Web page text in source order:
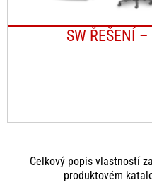
SW ŘEŠENÍ
Celkový popis vlastností
produktovém